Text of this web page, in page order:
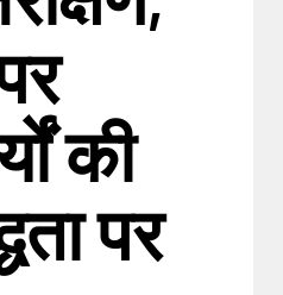
की
पर